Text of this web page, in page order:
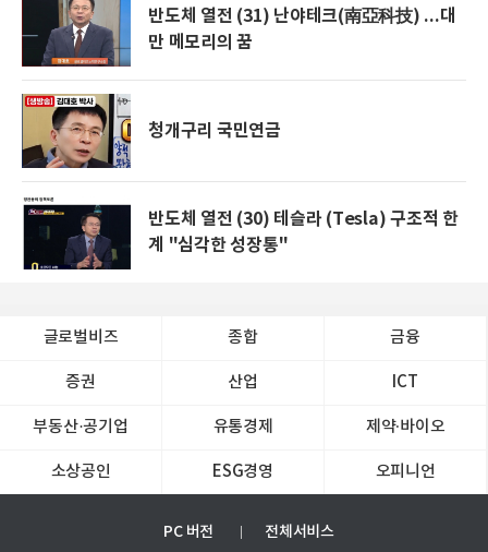
반도체 열전 (31) 난야테크(南亞科技) ...대
만 메모리의 꿈
청개구리 국민연금
반도체 열전 (30) 테슬라 (Tesla) 구조적 한
계 "심각한 성장통"
글로벌비즈 종합 금융
증권 산업 ICT
부동산·공기업 유통경제 제약∙바이오
소상공인 ESG경영 오피니언
PC 버전 전체서비스